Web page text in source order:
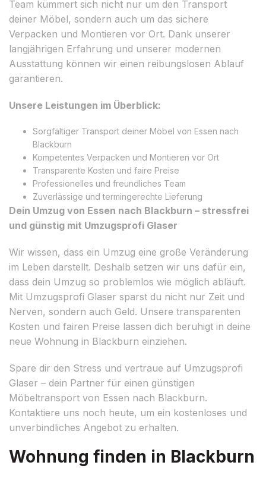
Team kümmert sich nicht nur um den Transport
deiner Möbel, sondern auch um das sichere
Verpacken und Montieren vor Ort. Dank unserer
langjährigen Erfahrung und unserer modernen
Ausstattung können wir einen reibungslosen Ablauf
garantieren.
Unsere Leistungen im Überblick:
Sorgfältiger Transport deiner Möbel von Essen nach
Blackburn
Kompetentes Verpacken und Montieren vor Ort
Transparente Kosten und faire Preise
Professionelles und freundliches Team
Zuverlässige und termingerechte Lieferung
Dein Umzug von Essen nach Blackburn – stressfrei
und günstig mit Umzugsprofi Glaser
Wir wissen, dass ein Umzug eine große Veränderung
im Leben darstellt. Deshalb setzen wir uns dafür ein,
dass dein Umzug so problemlos wie möglich abläuft.
Mit Umzugsprofi Glaser sparst du nicht nur Zeit und
Nerven, sondern auch Geld. Unsere transparenten
Kosten und fairen Preise lassen dich beruhigt in deine
neue Wohnung in Blackburn einziehen.
Spare dir den Stress und vertraue auf Umzugsprofi
Glaser – dein Partner für einen günstigen
Möbeltransport von Essen nach Blackburn.
Kontaktiere uns noch heute, um ein kostenloses und
unverbindliches Angebot zu erhalten.
Wohnung finden in Blackburn